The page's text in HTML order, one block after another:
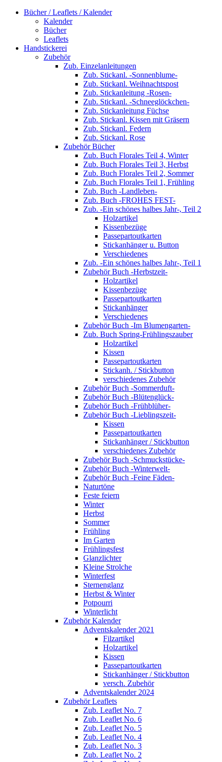
Bücher / Leaflets / Kalender
Kalender
Bücher
Leaflets
Handstickerei
Zubehör
Zub. Einzelanleitungen
Zub. Stickanl. -Sonnenblume-
Zub. Stickanl. Weihnachtspost
Zub. Stickanleitung -Rosen-
Zub. Stickanl. -Schneeglöckchen-
Zub. Stickanleitung Füchse
Zub. Stickanl. Kissen mit Gräsern
Zub. Stickanl. Federn
Zub. Stickanl. Rose
Zubehör Bücher
Zub. Buch Florales Teil 4, Winter
Zub. Buch Florales Teil 3, Herbst
Zub. Buch Florales Teil 2, Sommer
Zub. Buch Florales Teil 1, Frühling
Zub. Buch -Landleben-
Zub. Buch -FROHES FEST-
Zub. -Ein schönes halbes Jahr-, Teil 2
Holzartikel
Kissenbezüge
Passepartoutkarten
Stickanhänger u. Button
Verschiedenes
Zub. -Ein schönes halbes Jahr-, Teil 1
Zubehör Buch -Herbstzeit-
Holzartikel
Kissenbezüge
Passepartoutkarten
Stickanhänger
Verschiedenes
Zubehör Buch -Im Blumengarten-
Zub. Buch Spring-Frühlingszauber
Holzartikel
Kissen
Passepartoutkarten
Stickanh. / Stickbutton
verschiedenes Zubehör
Zubehör Buch -Sommerduft-
Zubehör Buch -Blütenglück-
Zubehör Buch -Frühblüher-
Zubehör Buch -Lieblingszeit-
Kissen
Passepartoutkarten
Stickanhänger / Stickbutton
verschiedenes Zubehör
Zubehör Buch -Schmuckstücke-
Zubehör Buch -Winterwelt-
Zubehör Buch -Feine Fäden-
Naturtöne
Feste feiern
Winter
Herbst
Sommer
Frühling
Im Garten
Frühlingsfest
Glanzlichter
Kleine Strolche
Winterfest
Sternenglanz
Herbst & Winter
Potpourri
Winterlicht
Zubehör Kalender
Adventskalender 2021
Filzartikel
Holzartikel
Kissen
Passepartoutkarten
Stickanhänger / Stickbutton
versch. Zubehör
Adventskalender 2024
Zubehör Leaflets
Zub. Leaflet No. 7
Zub. Leaflet No. 6
Zub. Leaflet No. 5
Zub. Leaflet No. 4
Zub. Leaflet No. 3
Zub. Leaflet No. 2